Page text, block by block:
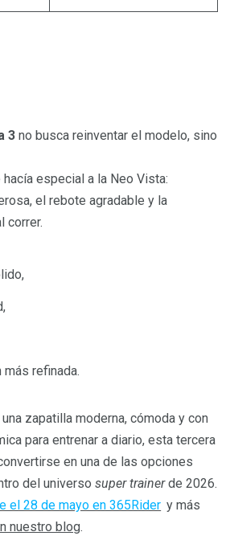
3 no busca reinventar el modelo, sino
especial a la Neo Vista:
el rebote agradable y la
correr.
más refinada.
zapatilla moderna, cómoda y con
para entrenar a diario, esta tercera
en una de las opciones
del universo super trainerde 2026.
el 28 de mayo en 365Rider y más
nuestro blog.